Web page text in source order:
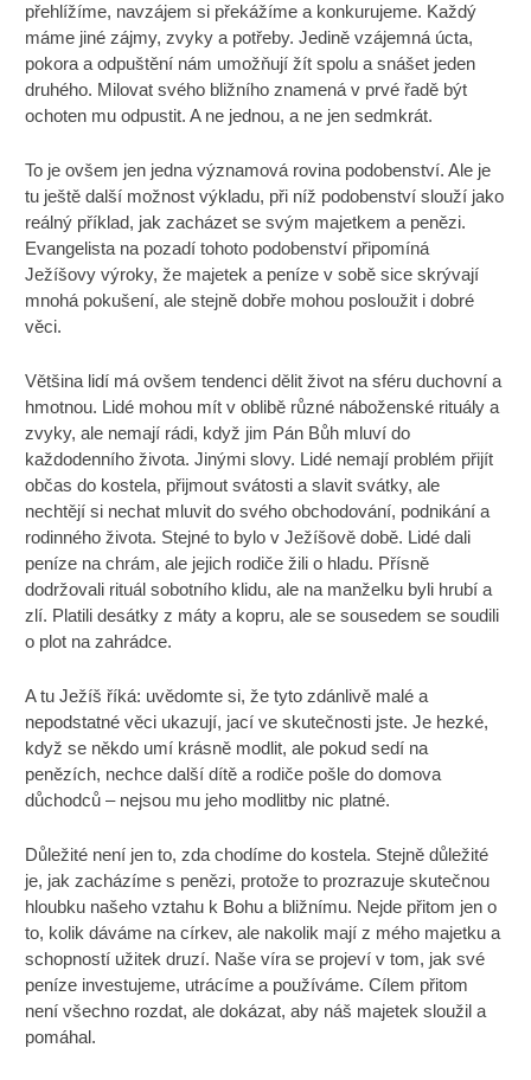
přehlížíme, navzájem si překážíme a konkurujeme. Každý
máme jiné zájmy, zvyky a potřeby. Jedině vzájemná úcta,
pokora a odpuštění nám umožňují žít spolu a snášet jeden
druhého. Milovat svého bližního znamená v prvé řadě být
ochoten mu odpustit. A ne jednou, a ne jen sedmkrát.
To je ovšem jen jedna významová rovina podobenství. Ale je
tu ještě další možnost výkladu, při níž podobenství slouží jako
reálný příklad, jak zacházet se svým majetkem a penězi.
Evangelista na pozadí tohoto podobenství připomíná
Ježíšovy výroky, že majetek a peníze v sobě sice skrývají
mnohá pokušení, ale stejně dobře mohou posloužit i dobré
věci.
Většina lidí má ovšem tendenci dělit život na sféru duchovní a
hmotnou. Lidé mohou mít v oblibě různé náboženské rituály a
zvyky, ale nemají rádi, když jim Pán Bůh mluví do
každodenního života. Jinými slovy. Lidé nemají problém přijít
občas do kostela, přijmout svátosti a slavit svátky, ale
nechtějí si nechat mluvit do svého obchodování, podnikání a
rodinného života. Stejné to bylo v Ježíšově době. Lidé dali
peníze na chrám, ale jejich rodiče žili o hladu. Přísně
dodržovali rituál sobotního klidu, ale na manželku byli hrubí a
zlí. Platili desátky z máty a kopru, ale se sousedem se soudili
o plot na zahrádce.
A tu Ježíš říká: uvědomte si, že tyto zdánlivě malé a
nepodstatné věci ukazují, jací ve skutečnosti jste. Je hezké,
když se někdo umí krásně modlit, ale pokud sedí na
penězích, nechce další dítě a rodiče pošle do domova
důchodců – nejsou mu jeho modlitby nic platné.
Důležité není jen to, zda chodíme do kostela. Stejně důležité
je, jak zacházíme s penězi, protože to prozrazuje skutečnou
hloubku našeho vztahu k Bohu a bližnímu. Nejde přitom jen o
to, kolik dáváme na církev, ale nakolik mají z mého majetku a
schopností užitek druzí. Naše víra se projeví v tom, jak své
peníze investujeme, utrácíme a používáme. Cílem přitom
není všechno rozdat, ale dokázat, aby náš majetek sloužil a
pomáhal.